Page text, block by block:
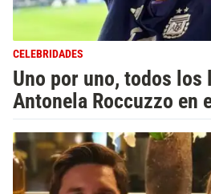
CELEBRIDADES
Uno por uno, todos los
Antonela Roccuzzo en